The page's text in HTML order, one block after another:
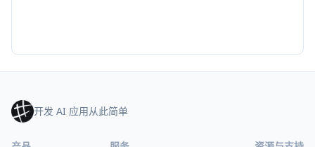
开发 AI 应用从此简单